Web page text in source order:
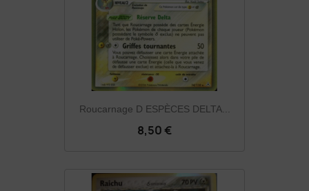
Roucarnage D ESPÈCES DELTA...
8,50 €